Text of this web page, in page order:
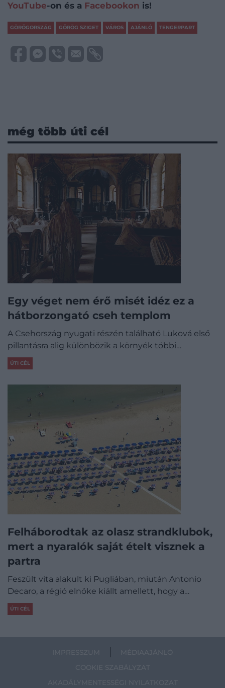
YouTube-on és a Facebookon is!
GÖRÖGORSZÁG GÖRÖG SZIGET VÁROS AJÁNLÓ TENGERPART
még több úti cél
Egy véget nem érő misét idéz ez a
hátborzongató cseh templom
A Csehország nyugati részén található Luková első
pillantásra alig különbözik a környék többi…
ÚTI CÉL
Felháborodtak az olasz strandklubok,
mert a nyaralók saját ételt visznek a
partra
Feszült vita alakult ki Pugliában, miután Antonio
Decaro, a régió elnöke kiállt amellett, hogy a…
ÚTI CÉL